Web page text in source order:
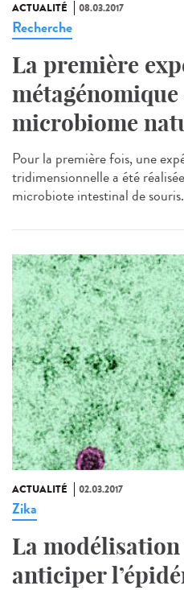
ACTUALITÉ 08.03.2017
Recherche
La première
microbiome
Pour la première fois, une
tridimensionnelle a été
microbiote intestinal de
ACTUALITÉ 02.03.2017
Zika
La
anticiper